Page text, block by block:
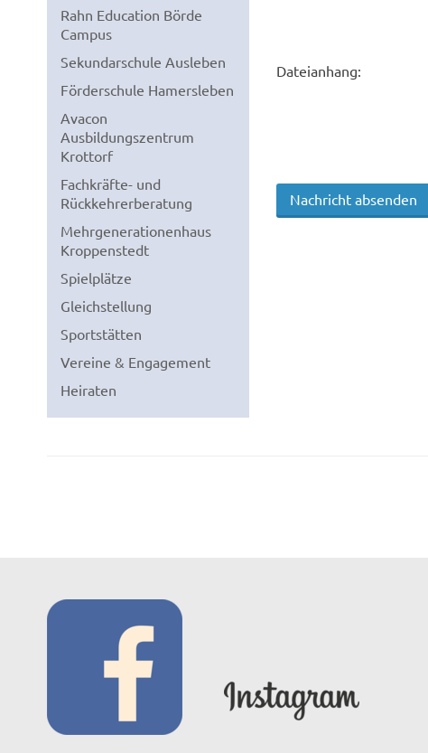
Rahn Education Börde
Campus
Sekundarschule Ausleben
Förderschule Hamersleben
Avacon
Ausbildungszentrum
Krottorf
Fachkräfte- und
Rückkehrerberatung
Mehrgenerationenhaus
Kroppenstedt
Spielplätze
Gleichstellung
Sportstätten
Vereine & Engagement
Heiraten
Dateianhang: